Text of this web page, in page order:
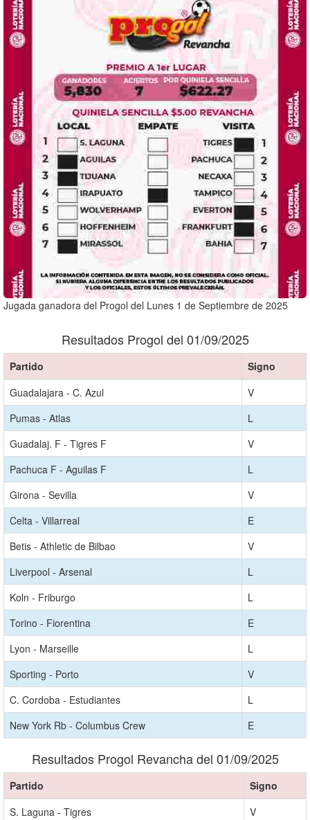
Jugada ganadora del Progol del Lunes 1 de Septiembre de 2025
Resultados Progol del 01/09/2025
Partido
Signo
Guadalajara - C. Azul
V
Pumas - Atlas
L
Guadalaj. F - Tigres F
V
Pachuca F - Aguilas F
L
Girona - Sevilla
V
Celta - Villarreal
E
Betis - Athletic de Bilbao
V
Liverpool - Arsenal
L
Koln - Friburgo
L
Torino - Fiorentina
E
Lyon - Marseille
L
Sporting - Porto
V
C. Cordoba - Estudiantes
L
New York Rb - Columbus Crew
E
Resultados Progol Revancha del 01/09/2025
Partido
Signo
S. Laguna - Tigres
V